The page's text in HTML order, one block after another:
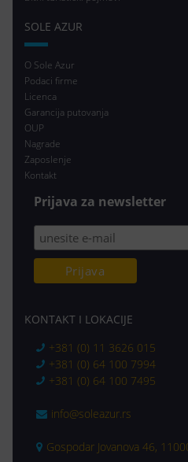
SOLE AZUR
O Sole Azur
Podaci firme
Licenca
Garancija putovanja
OUP
Nagrade
Zaposlenje
Kontakt
Prijava za newsletter
KONTAKT I LOKACIJE
+381 (0) 11 3626 015
+381 (0) 64 100 7994
+381 (0) 64 100 7495
info@soleazur.rs
Gospodar Jovanova 46,